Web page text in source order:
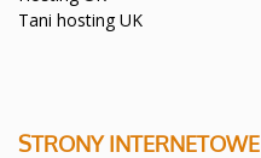
Tani hosting UK
STRONY INTERNETOWE